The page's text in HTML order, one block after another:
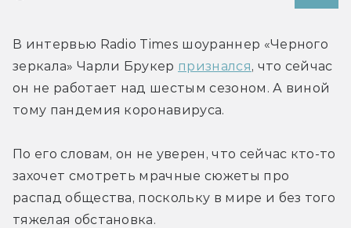
В интервью Radio Times шоураннер «Черного
зеркала» Чарли Брукер признался, что сейчас
он не работает над шестым сезоном. А виной
тому пандемия коронавируса.
По его словам, он не уверен, что сейчас кто-то
захочет смотреть мрачные сюжеты про
распад общества, поскольку в мире и без того
тяжелая обстановка.